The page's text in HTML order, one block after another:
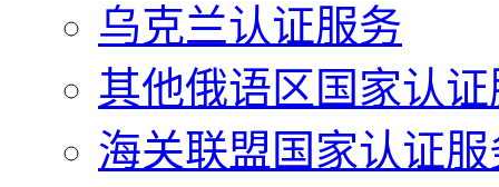
乌克兰认证服务
其他俄语区国家认
海关联盟国家认证服